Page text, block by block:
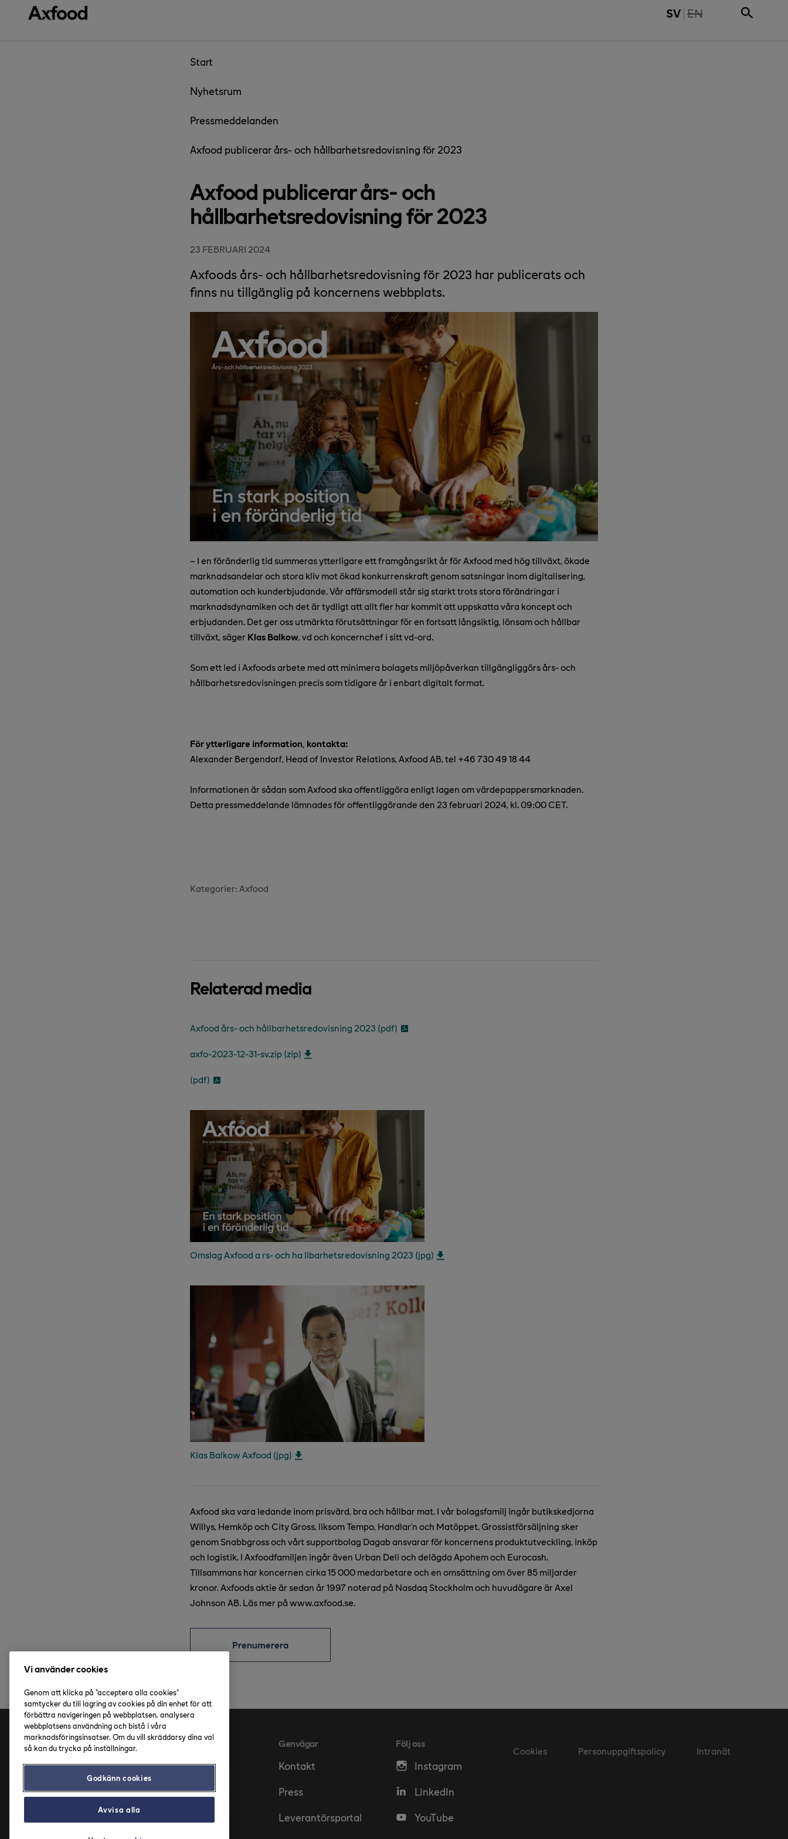
Gå direkt till innehåll SV THE PAGE IS NOT
EN
Start
Nyhetsrum
Pressmeddelanden
Axfood publicerar års- och hållbarhetsredovisning för 2023
Axfood publicerar års- och
hållbarhetsredovisning för 2023
23 FEBRUARI 2024
Axfoods års- och hållbarhetsredovisning för 2023 har publicerats och
finns nu tillgänglig på koncernens webbplats.
– I en föränderlig tid summeras ytterligare ett framgångsrikt år för Axfood med hög tillväxt, ökade
marknadsandelar och stora kliv mot ökad konkurrenskraft genom satsningar inom digitalisering,
automation och kunderbjudande. Vår affärsmodell står sig starkt trots stora förändringar i
marknadsdynamiken och det är tydligt att allt fler har kommit att uppskatta våra koncept och
erbjudanden. Det ger oss utmärkta förutsättningar för en fortsatt långsiktig, lönsam och hållbar
tillväxt, säger Klas Balkow, vd och koncernchef i sitt vd-ord.
Som ett led i Axfoods arbete med att minimera bolagets miljöpåverkan tillgängliggörs års- och
hållbarhetsredovisningen precis som tidigare år i enbart digitalt format.
För ytterligare information, kontakta:
Alexander Bergendorf, Head of Investor Relations, Axfood AB, tel +46 730 49 18 44
Informationen är sådan som Axfood ska offentliggöra enligt lagen om värdepappersmarknaden.
Detta pressmeddelande lämnades för offentliggörande den 23 februari 2024, kl. 09:00 CET.
Kategorier: Axfood
Relaterad media
Axfood års- och hållbarhetsredovisning 2023 (pdf)
axfo-2023-12-31-sv.zip (zip)
(pdf)
Omslag Axfood a rs- och ha llbarhetsredovisning 2023 (jpg)
Klas Balkow Axfood (jpg)
Axfood ska vara ledande inom prisvärd, bra och hållbar mat. I vår bolagsfamilj ingår butikskedjorna
Willys, Hemköp och City Gross, liksom Tempo, Handlar’n och Matöppet. Grossistförsäljning sker
genom Snabbgross och vårt supportbolag Dagab ansvarar för koncernens produktutveckling, inköp
och logistik. I Axfoodfamiljen ingår även Urban Deli och delägda Apohem och Eurocash.
Tillsammans har koncernen cirka 15 000 medarbetare och en omsättning om över 85 miljarder
kronor. Axfoods aktie är sedan år 1997 noterad på Nasdaq Stockholm och huvudägare är Axel
Johnson AB. Läs mer på www.axfood.se.
Prenumerera
Adress
Axfood AB
Solnavägen 4
113 65 Stockholm
Genvägar
Kontakt
Press
Leverantörsportal
Följ oss
Instagram
LinkedIn
YouTube
Cookies Personuppgiftspolicy Intranät
Vi använder cookies
Genom att klicka på "acceptera alla cookies"
samtycker du till lagring av cookies på din enhet för att
förbättra navigeringen på webbplatsen, analysera
webbplatsens användning och bistå i våra
marknadsföringsinsatser. Om du vill skräddarsy dina val
så kan du trycka på inställningar.
Godkänn cookies
Avvisa alla